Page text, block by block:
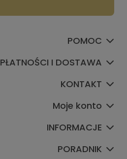
POMOC
PŁATNOŚCI I DOSTAWA
KONTAKT
Moje konto
INFORMACJE
PORADNIK